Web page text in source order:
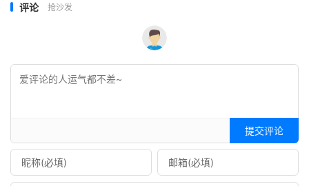
评论 抢沙发
提交评论